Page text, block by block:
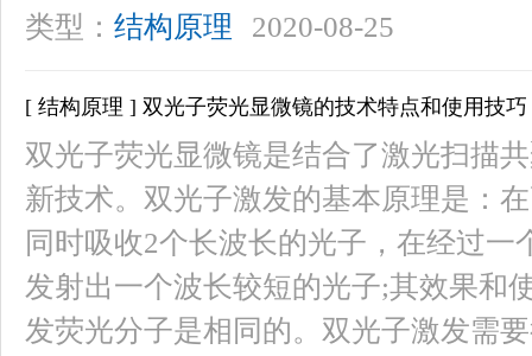
类型： 结构原理 2020-08-25
[ 结构原理 ] 双光子荧光显微镜的技术特点和使用技巧
双光子荧光显微镜是结合了激光扫描
新技术。双光子激发的基本原理是：
同时吸收2个长波长的光子，在经过
发射出一个波长较短的光子;其效果和
发荧光分子是相同的。双光子激发需